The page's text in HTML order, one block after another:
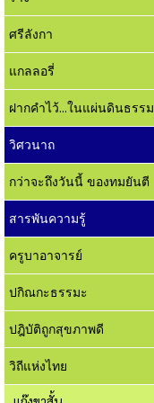
ศรีลังกา
แกลลอรี่
ฝากคำไว้...ในแผ่นดินธรรม
วิศวนาถ
กว่าจะถึงวันนี้ ของทมยันตี
สารพันความรู้
ครูบาอาจารย์
ปกิณกะธรรมะ
ปฎิบัติถูกสุขภาพดี
วิถีแห่งไทย